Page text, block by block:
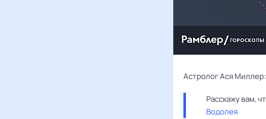
Астролог Ася Миллер:
Водолея